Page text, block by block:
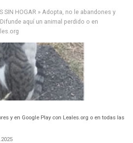
SIN HOGAR » Adopta, no le abandones y
aquí un animal perdido o en
y en Google Play con Leales.org o en todas las